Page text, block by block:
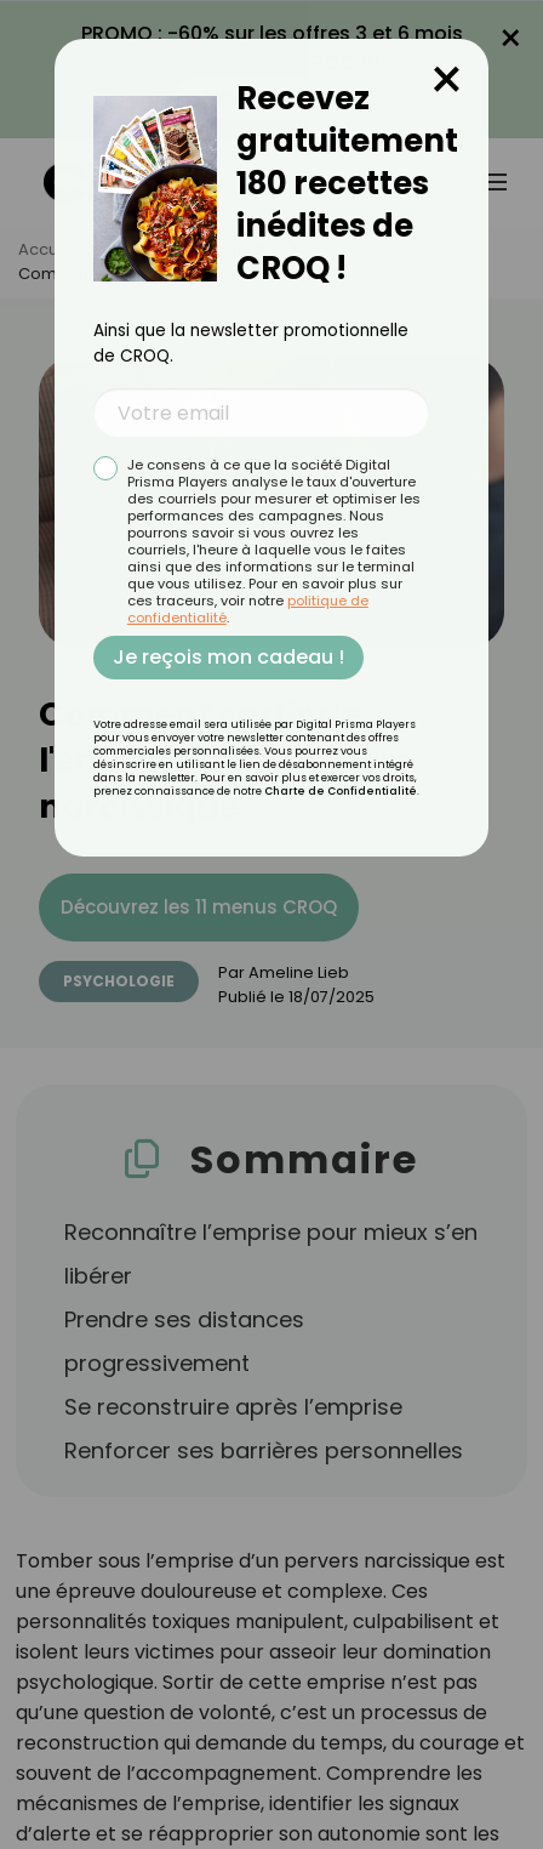
PROMO : -60% sur les offres 3 et 6 mois
VOIR LA PROMO
×
Accueil Actus
Psychologie
Comment Sortir De L'emprise D'un Pervers Narcissique ?
Comment sortir de
l'emprise d'un pervers
narcissique ?
Découvrez les 11 menus CROQ
PSYCHOLOGIE ParAmeline Lieb
Publié le 18/07/2025
Sommaire
Reconnaître l’emprise pour mieux s’en
libérer
Prendre ses distances
progressivement
Se reconstruire après l’emprise
Renforcer ses barrières personnelles
Tomber sous l’emprise d’un pervers narcissique est
une épreuve douloureuse et complexe. Ces
personnalités toxiques manipulent, culpabilisent et
isolent leurs victimes pour asseoir leur domination
psychologique. Sortir de cette emprise n’est pas
qu’une question de volonté, c’est un processus de
reconstruction qui demande du temps, du courage et
souvent de l’accompagnement. Comprendre les
mécanismes de l’emprise, identifier les signaux
d’alerte et se réapproprier son autonomie sont les
Recevez
gratuitement
180 recettes
inédites de
CROQ !
×
Ainsi que la newsletter promotionnelle
de CROQ.
Je consens à ce que la société Digital
Prisma Players analyse le taux d'ouverture
des courriels pour mesurer et optimiser les
performances des campagnes. Nous
pourrons savoir si vous ouvrez les
courriels, l'heure à laquelle vous le faites
ainsi que des informations sur le terminal
que vous utilisez. Pour en savoir plus sur
ces traceurs, voir notre politique de
confidentialité.
Je reçois mon cadeau !
Votre adresse email sera utilisée par Digital Prisma Players
pour vous envoyer votre newsletter contenant des offres
commerciales personnalisées. Vous pourrez vous
désinscrire en utilisant le lien de désabonnement intégré
dans la newsletter. Pour en savoir plus et exercer vos droits,
prenez connaissance de notre Charte de Confidentialité.